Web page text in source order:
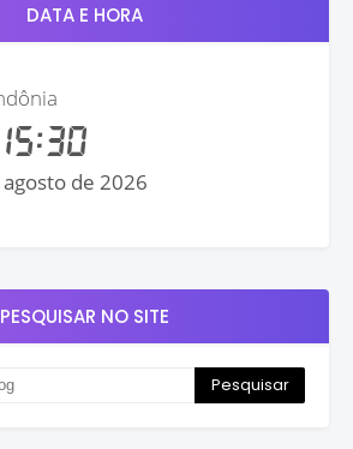
DATA E HORA
PESQUISAR NO SITE